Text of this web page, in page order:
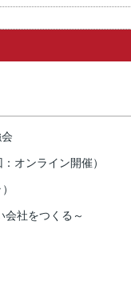
オンライン開催）
社をつくる～